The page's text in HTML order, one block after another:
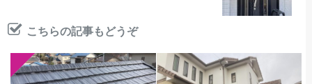
こちらの記事もどうぞ